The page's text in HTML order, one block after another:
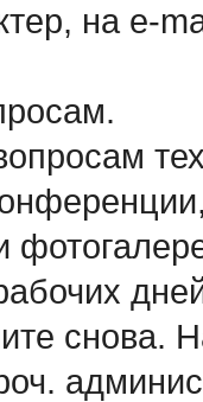
на e-
снова.